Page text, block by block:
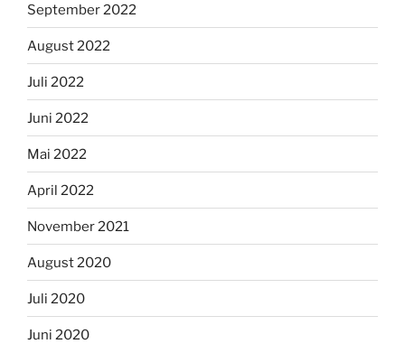
September 2022
August 2022
Juli 2022
Juni 2022
Mai 2022
April 2022
November 2021
August 2020
Juli 2020
Juni 2020